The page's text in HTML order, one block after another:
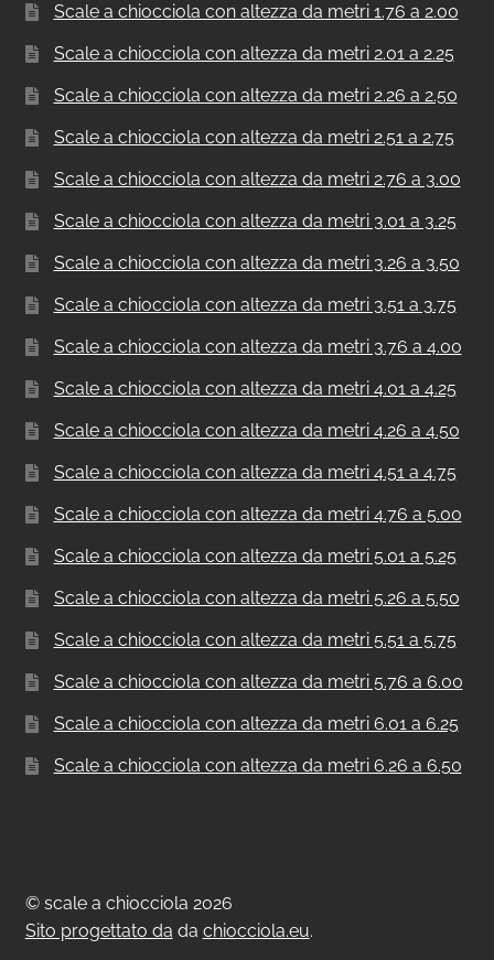
Scale a chiocciola con altezza da metri 1.76 a 2.00
Scale a chiocciola con altezza da metri 2.01 a 2.25
Scale a chiocciola con altezza da metri 2.26 a 2.50
Scale a chiocciola con altezza da metri 2.51 a 2.75
Scale a chiocciola con altezza da metri 2.76 a 3.00
Scale a chiocciola con altezza da metri 3.01 a 3.25
Scale a chiocciola con altezza da metri 3.26 a 3.50
Scale a chiocciola con altezza da metri 3.51 a 3.75
Scale a chiocciola con altezza da metri 3.76 a 4.00
Scale a chiocciola con altezza da metri 4.01 a 4.25
Scale a chiocciola con altezza da metri 4.26 a 4.50
Scale a chiocciola con altezza da metri 4.51 a 4.75
Scale a chiocciola con altezza da metri 4.76 a 5.00
Scale a chiocciola con altezza da metri 5.01 a 5.25
Scale a chiocciola con altezza da metri 5.26 a 5.50
Scale a chiocciola con altezza da metri 5.51 a 5.75
Scale a chiocciola con altezza da metri 5.76 a 6.00
Scale a chiocciola con altezza da metri 6.01 a 6.25
Scale a chiocciola con altezza da metri 6.26 a 6.50
© scale a chiocciola 2026
Sito progettato da da chiocciola.eu.